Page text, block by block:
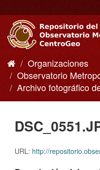
al
contenido
Organizaciones
Observatorio
Archivo fotográfico
URL: http://repositorio.observatoriogeo.mx/dataset/6b748d6a-03fc-